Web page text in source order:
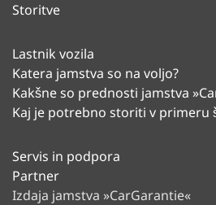
Storitve
Lastnik vozila
Katera jamstva so na voljo?
Kakšne so prednosti jamstva
Kaj je potrebno storiti v primeru
Servis in podpora
Partner
Izdaja jamstva »CarGarantie«